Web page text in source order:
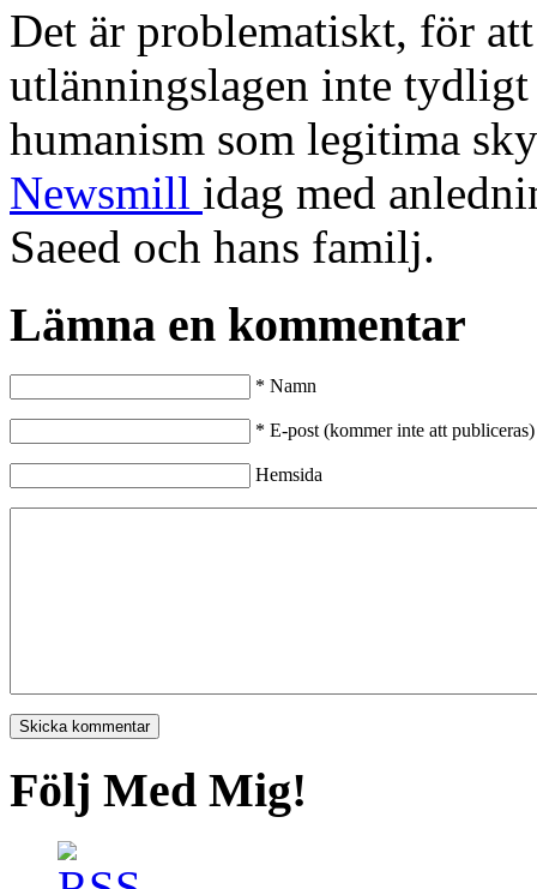
Det är problematiskt, för
utlänningslagen inte
humanism som legitima
Newsmill idag med
Saeed och hans familj.
Lämna en kommentar
* Namn
* E-post (kommer inte att publiceras)
Hemsida
Följ Med Mig!